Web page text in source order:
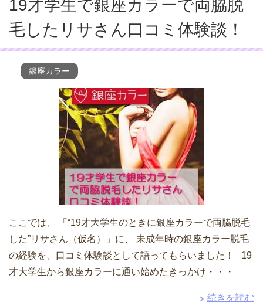
19才学生で銀座カラーで両脇脱
毛したリサさん口コミ体験談！
銀座カラー
ここでは、 「“19才大学生のときに銀座カラーで両脇脱毛
した”リサさん（仮名）」に、 未成年時の銀座カラー脱毛
の経験を、口コミ体験談として語ってもらいました！ 19
才大学生から銀座カラーに通い始めたきっかけ・・・
続きを読む